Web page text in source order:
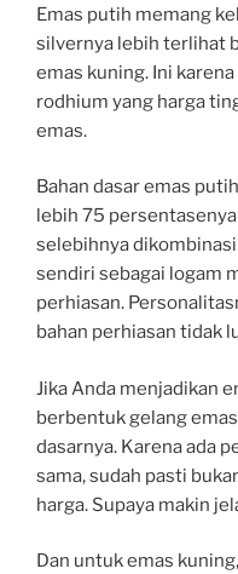
Emas putih memang
silvernya lebih terlihat
emas kuning. Ini
rodhium yang harga
emas.
Bahan dasar emas
lebih 75
selebihnya
sendiri sebagai logam
perhiasan.
bahan perhiasan tidak
Jika Anda menjadikan
berbentuk gelang
dasarnya. Karena ada
sama, sudah pasti
harga. Supaya makin
Dan untuk emas